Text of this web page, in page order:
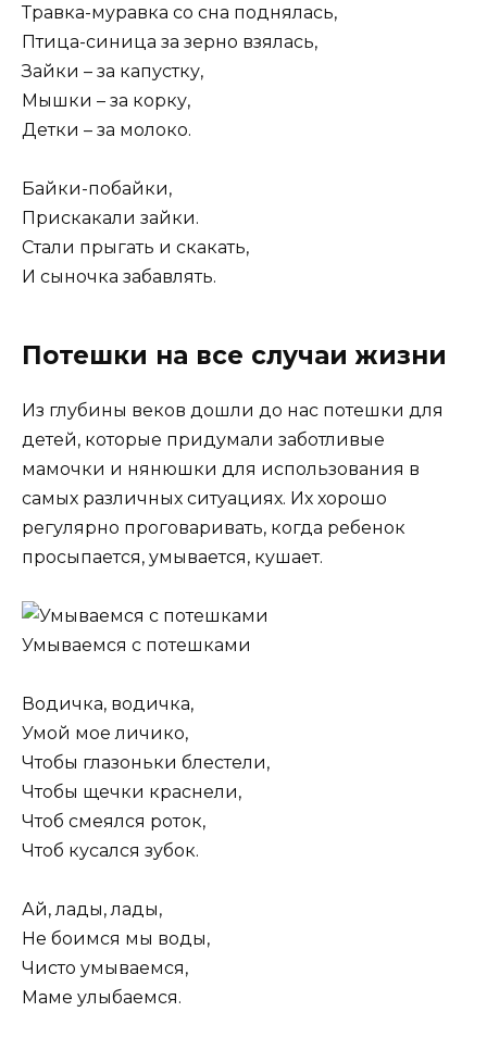
Травка-муравка со сна поднялась,
Птица-синица за зерно взялась,
Зайки – за капустку,
Мышки – за корку,
Детки – за молоко.
Байки-побайки,
Прискакали зайки.
Стали прыгать и скакать,
И сыночка забавлять.
Потешки на все случаи жизни
Из глубины веков дошли до нас потешки для
детей, которые придумали заботливые
мамочки и нянюшки для использования в
самых различных ситуациях. Их хорошо
регулярно проговаривать, когда ребенок
просыпается, умывается, кушает.
Умываемся с потешками
Водичка, водичка,
Умой мое личико,
Чтобы глазоньки блестели,
Чтобы щечки краснели,
Чтоб смеялся роток,
Чтоб кусался зубок.
Ай, лады, лады,
Не боимся мы воды,
Чисто умываемся,
Маме улыбаемся.